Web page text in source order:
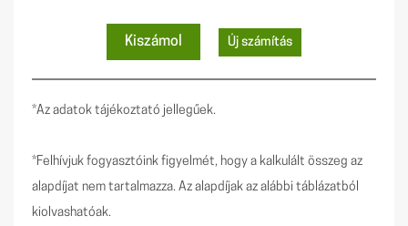
*Az adatok tájékoztató jellegűek.
*Felhívjuk fogyasztóink figyelmét, hogy a kalkulált összeg az
alapdíjat nem tartalmazza. Az alapdíjak az alábbi táblázatból
kiolvashatóak.